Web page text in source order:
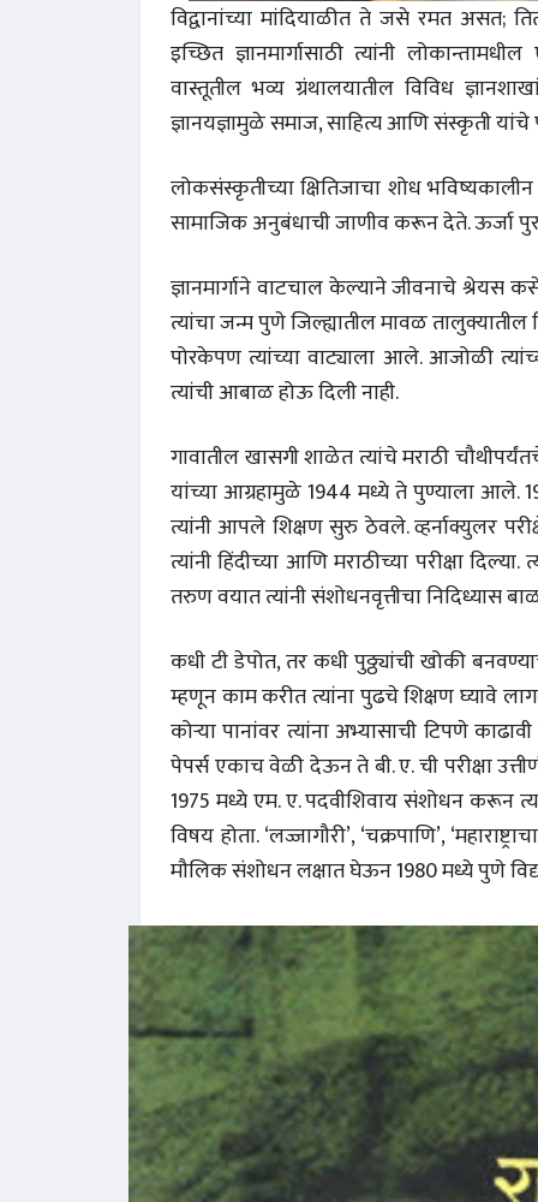
विद्वानांच्या मांदियाळीत ते जसे रमत
इच्छित ज्ञानमार्गासाठी त्यांनी
वास्तूतील भव्य ग्रंथालयातील विविध
ज्ञानयज्ञामुळे समाज, साहित्य आणि संस्कृती
लोकसंस्कृतीच्या क्षितिजाचा शोध
सामाजिक अनुबंधाची जाणीव करून देते. ऊर्जा
ज्ञानमार्गाने वाटचाल केल्याने जीवनाचे श्रेयस
त्यांचा जन्म पुणे जिल्ह्यातील मावळ तालुक्यातील
पोरकेपण त्यांच्या वाट्याला आले. आजोळी
त्यांची आबाळ होऊ दिली नाही.
गावातील खासगी शाळेत त्यांचे मराठी
यांच्या आग्रहामुळे 1944 मध्ये ते पुण्याला आले.
त्यांनी आपले शिक्षण सुरु ठेवले. व्हर्नाक्युलर
त्यांनी हिंदीच्या आणि मराठीच्या परीक्षा
तरुण वयात त्यांनी संशोधनवृत्तीचा निदिध्यास
कधी टी डेपोत, तर कधी पुठ्ठ्यांची खोकी
म्हणून काम करीत त्यांना पुढचे शिक्षण घ्यावे
कोर्‍या पानांवर त्यांना अभ्यासाची टिपणे
पेपर्स एकाच वेळी देऊन ते बी. ए. ची परीक्षा
1975 मध्ये एम. ए. पदवीशिवाय संशोधन करून
विषय होता. ‘लज्जागौरी’, ‘चक्रपाणि’,
मौलिक संशोधन लक्षात घेऊन 1980 मध्ये पुणे
धार्मिक व सामाजिक सुधारणा हे पुस्तक खरेदी